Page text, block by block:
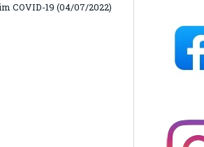
COVID-19 (04/07/2022)